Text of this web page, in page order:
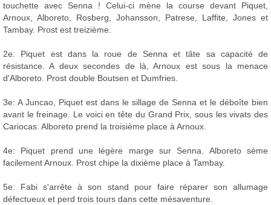
touchette avec Senna ! Celui-ci mène la course devant Piquet,
Arnoux, Alboreto, Rosberg, Johansson, Patrese, Laffite, Jones et
Tambay. Prost est treizième.
2e: Piquet est dans la roue de Senna et tâte sa capacité de
résistance. A deux secondes de là, Arnoux est sous la menace
d'Alboreto. Prost double Boutsen et Dumfries.
3e: A Juncao, Piquet est dans le sillage de Senna et le déboîte bien
avant le freinage. Le voici en tête du Grand Prix, sous les vivats des
Cariocas. Alboreto prend la troisième place à Arnoux.
4e: Piquet prend une légère marge sur Senna. Alboreto sème
facilement Arnoux. Prost chipe la dixième place à Tambay.
5e: Fabi s'arrête à son stand pour faire réparer son allumage
défectueux et perd trois tours dans cette mésaventure.